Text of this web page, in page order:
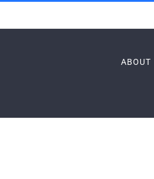
ABOUT